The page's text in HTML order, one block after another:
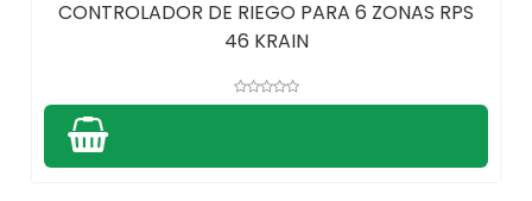
CONTROLADOR DE RIEGO PARA 6 ZONAS RPS
46 KRAIN